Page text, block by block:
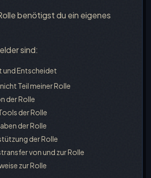
benötigst du ein eigenes
sind:
Entscheidet
Teil meiner Rolle
der Rolle
der Rolle
der Rolle
der Rolle
von und zur Rolle
zur Rolle